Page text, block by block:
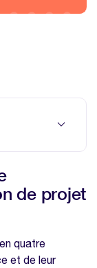
et
dans un
de projet
quatre
et de leur